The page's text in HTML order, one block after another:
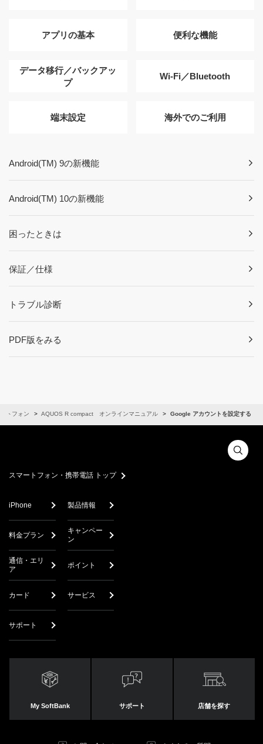
アプリの基本 便利な機能
データ移行／バックアッ
プ
Wi-Fi／Bluetooth
端末設定 海外でのご利用
Android(TM) 9の新機能
Android(TM) 10の新機能
困ったときは
保証／仕様
トラブル診断
PDF版をみる
トフォン AQUOS R compact オンラインマニュアル Google アカウントを設定する
スマートフォン・携帯電話 トップ
iPhone 製品情報
料金プラン
キャンペー
ン
通信・エリ
ア
ポイント
カード サービス
サポート
My SoftBank サポート 店舗を探す